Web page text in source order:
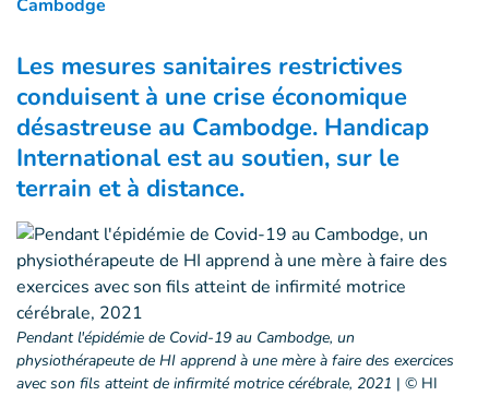
Cambodge
Les mesures sanitaires restrictives
conduisent à une crise économique
désastreuse au Cambodge. Handicap
International est au soutien, sur le
terrain et à distance.
Pendant l'épidémie de Covid-19 au Cambodge, un
physiothérapeute de HI apprend à une mère à faire des exercices
avec son fils atteint de infirmité motrice cérébrale, 2021 | © HI